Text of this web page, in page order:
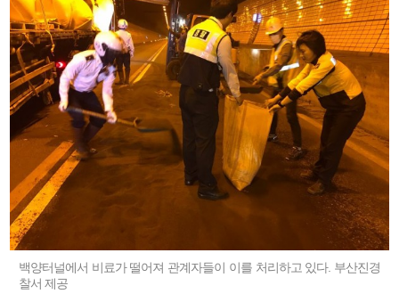
백양터널에서 비료가 떨어져 관계자들이 이를 처리하고 있다. 부산진경
찰서 제공